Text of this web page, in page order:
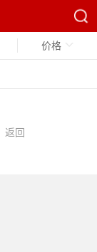
价格
返回